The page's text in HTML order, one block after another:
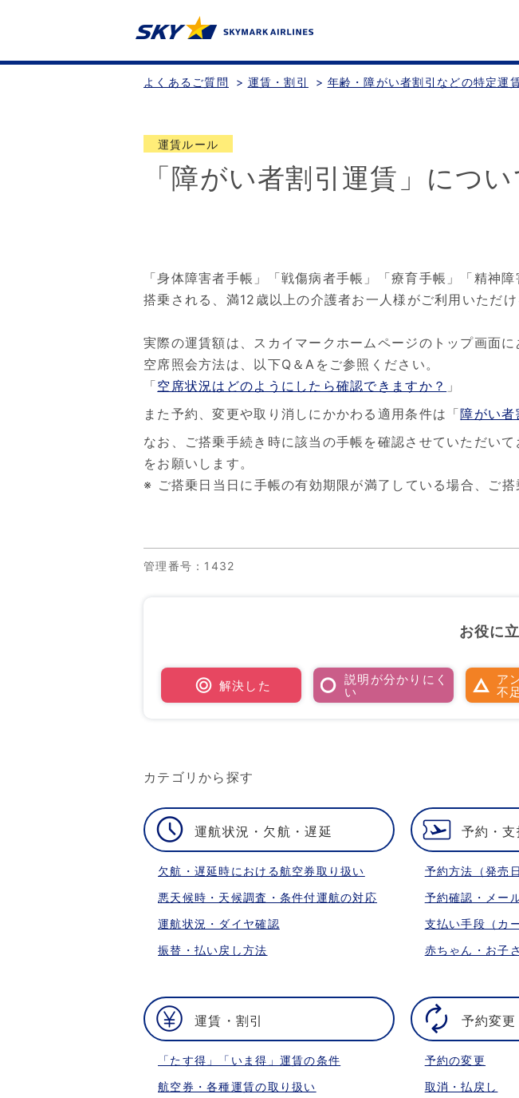
よくあるご質問 > 運賃・割引 > 年齢・障がい者割引などの特定運
運賃ルール
「障がい者割引運賃」につ
「身体障害者手帳」「戦傷病者手帳」「療育手帳」「精神
搭乗される、満12歳以上の介護者お一人様がご利用いただけ
実際の運賃額は、スカイマークホームページのトップ画面に
空席照会方法は、以下Q＆Aをご参照ください。
「空席状況はどのようにしたら確認できますか？ 」
また予約、変更や取り消しにかかわる適用条件は「障がい者
なお、ご搭乗手続き時に該当の手帳を確認させていただい
をお願いします。
※ ご搭乗日当日に手帳の有効期限が満了している場合、ご搭
管理番号 ：1432
お役に
解決した
説明が分かりにく
い
ア
不足
カテゴリから探す
運航状況・欠航・遅延
欠航・遅延時における航空券取り扱い
悪天候時・天候調査・条件付運航の対応
運航状況・ダイヤ確認
振替・払い戻し方法
予約・
予約方法（発売
予約確認・メー
支払い手段（カ
赤ちゃん・お子
運賃・割引
「たす得」「いま得」運賃の条件
航空券・各種運賃の取り扱い
予約変
予約の変更
取消・払戻し